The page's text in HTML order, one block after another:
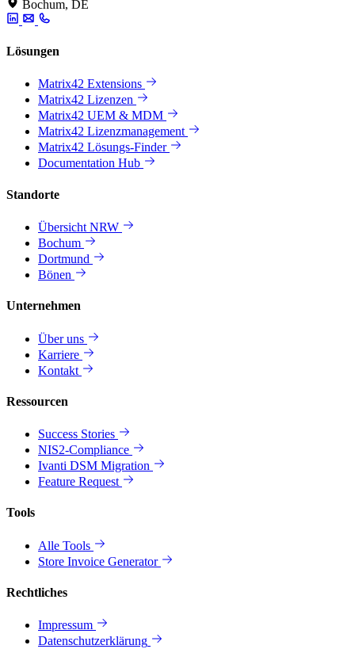
Bochum, DE
Lösungen
Matrix42 Extensions
Matrix42 Lizenzen
Matrix42 UEM & MDM
Matrix42 Lizenzmanagement
Matrix42 Lösungs-Finder
Documentation Hub
Standorte
Übersicht NRW
Bochum
Dortmund
Bönen
Unternehmen
Über uns
Karriere
Kontakt
Ressourcen
Success Stories
NIS2-Compliance
Ivanti DSM Migration
Feature Request
Tools
Alle Tools
Store Invoice Generator
Rechtliches
Impressum
Datenschutzerklärung